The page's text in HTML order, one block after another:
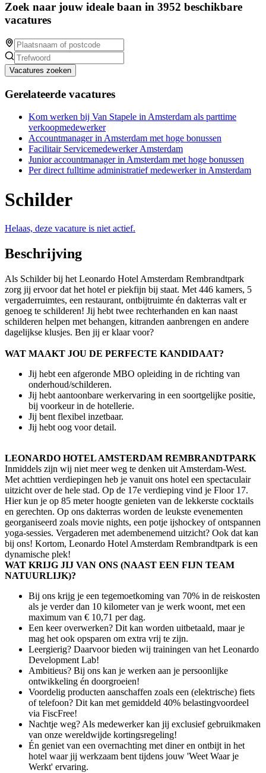
Zoek naar jouw ideale baan in 3952 beschikbare
vacatures
Vacatures zoeken
Gerelateerde vacatures
Kom werken bij Van Stapele in Amsterdam als parttime
verkoopmedewerker
Accountmanager in Amsterdam met hoge bonussen
Facilitair Servicemedewerker Amsterdam
Junior accountmanager in Amsterdam met hoge bonussen
Per direct fulltime administratief medewerker in Amsterdam
Schilder
Helaas, deze vacature is niet actief.
Beschrijving
Als Schilder bij het Leonardo Hotel Amsterdam Rembrandtpark
zorg jij ervoor dat het hotel er piekfijn bij staat. Met 446 kamers, 5
vergaderruimtes, een restaurant, ontbijtruimte én dakterras valt er
genoeg te schilderen! Jij hebt twee rechterhanden en kan naast
schilderen helpen met behangen, kitranden aanbrengen en andere
dagelijkse klusjes. Ben jij er klaar voor?
WAT MAAKT JOU DE PERFECTE KANDIDAAT?
Jij hebt een afgeronde MBO opleiding in de richting van
onderhoud/schilderen.
Jij hebt aantoonbare werkervaring in een soortgelijke positie,
bij voorkeur in de hotellerie.
Jij bent flexibel inzetbaar.
Jij hebt oog voor detail.
LEONARDO HOTEL AMSTERDAM REMBRANDTPARK
Inmiddels zijn wij niet meer weg te denken uit Amsterdam-West.
Met achttien verdiepingen heb je vanuit ons hotel een spectaculair
uitzicht over de hele stad. Op de 17e verdieping vind je Floor 17.
Hier kun je op 85 meter hoogte genieten van de lekkerste cocktails
en gerechten. Op ons dakterras worden de leukste evenementen
georganiseerd zoals movie nights, een potje ijshockey of ontspannen
yoga-sessies. Vergaderen met adembenemend uitzicht? Ook dat kan
bij ons! Kortom, Leonardo Hotel Amsterdam Rembrandtpark is een
dynamische plek!
WAT KRIJG JIJ VAN ONS (NAAST EEN FIJN TEAM
NATUURLIJK)?
Bij ons krijg je een tegemoetkoming van 70% in de reiskosten
als je verder dan 10 kilometer van je werk woont, met een
maximum van € 10,71 per dag.
Een keer overwerken? Dit kan worden uitbetaald, maar je
mag het ook opsparen om extra vrij te zijn.
Leergierig? Daarvoor bieden wij trainingen van het Leonardo
Development Lab!
Ambitieus? Bij ons kan je werken aan je persoonlijke
ontwikkeling én doorgroeien!
Voordelig producten aanschaffen zoals een (elektrische) fiets
of telefoon? Dit kan met gemiddeld 40% belastingvoordeel
via FiscFree!
Nachtje weg? Als medewerker kan jij exclusief gebruikmaken
van onze wereldwijde kortingsregeling!
Én geniet van een overnachting met diner en ontbijt in het
hotel waar jij werkzaam bent tijdens jouw 'Weet Waar je
Werkt' ervaring.